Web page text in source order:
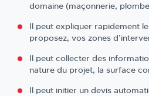
domaine (maçonnerie,
Il peut expliquer rapidement
proposez, vos zones
Il peut collecter des
nature du projet, la surface
Il peut initier un devis